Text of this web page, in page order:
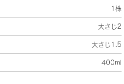
1株
大さじ2
大さじ1.5
400ml